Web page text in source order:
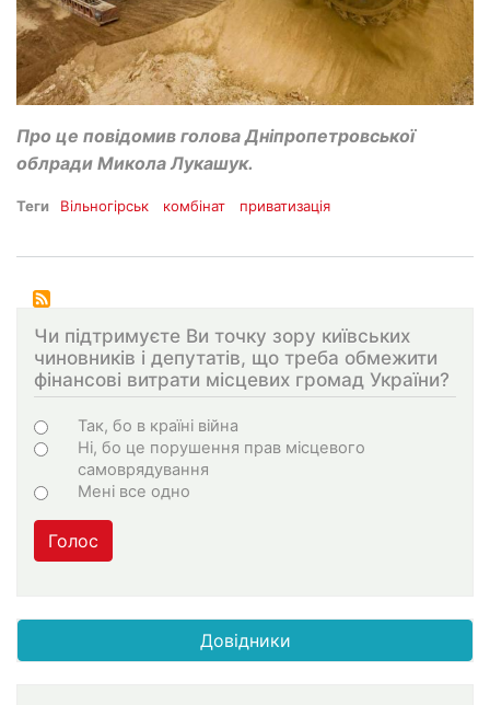
Про це повідомив голова Дніпропетровської
облради Микола Лукашук.
Теги Вільногірськ комбінат приватизація
Чи підтримуєте Ви точку зору київських
чиновників і депутатів, що треба обмежити
фінансові витрати місцевих громад України?
Варіанти
Так, бо в країні війна
Ні, бо це порушення прав місцевого
самоврядування
Мені все одно
Голос
Довідники